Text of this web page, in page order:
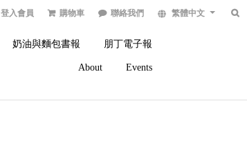
登入會員 購物車 聯絡我們 繁體中文
奶油與麵包書報 朋丁電子報
About Events